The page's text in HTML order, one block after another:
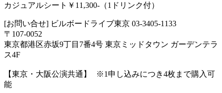
カジュアルシート￥11,300-（1ドリンク付）
[お問い合せ] ビルボードライブ東京 03-3405-1133
〒107-0052
東京都港区赤坂9丁目7番4号 東京ミッドタウン ガーデンテラ
ス4F
【東京・大阪公演共通】 ※1申し込みにつき4枚まで購入可
能